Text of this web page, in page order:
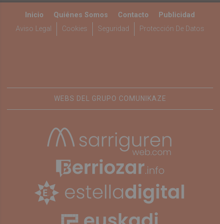
Inicio Quiénes Somos Contacto
Publicidad
Aviso Legal
Cookies Seguridad Protección De Datos
WEBS DEL GRUPO COMUNIKAZE